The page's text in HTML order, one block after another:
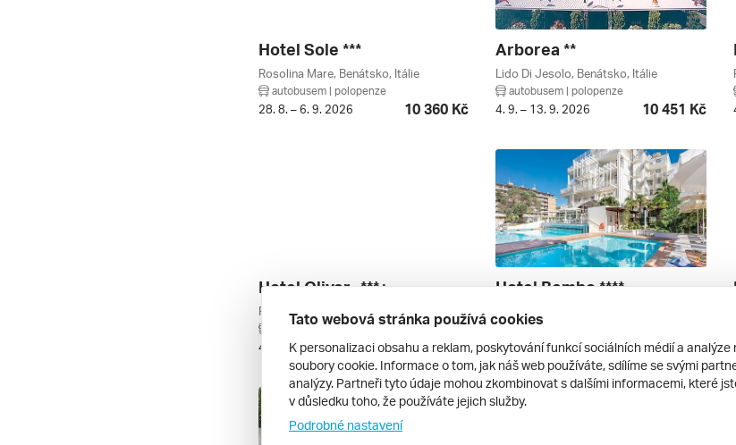
Hotel Sole ***
Rosolina Mare, Benátsko, Itálie
autobusem | polopenze
28. 8. – 6. 9. 2026 10 360 Kč
Arborea **
Lido Di Jesolo, Benátsko, Itálie
autobusem | polopenze
4. 9. – 13. 9. 2026 10 451 Kč
Hotel Oliver_ ***+
Porto Santa Margherita, Caorle, Benátsko, Itálie
autobusem | polopenze
4. 9. – 13. 9. 2026 22 380 Kč
Hotel Bembo ****
autobusem | polopenze
11. 9. – 20. 9. 2026 17 486 Kč
Tato webová stránka používá cookies
K personalizaci obsahu a reklam, poskytování funkcí sociálních médií a
soubory cookie. Informace o tom, jak náš web používáte, sdílíme se svými
analýzy. Partneři tyto údaje mohou zkombinovat s dalšími informacemi, které
v důsledku toho, že používáte jejich služby.
Podrobné nastavení